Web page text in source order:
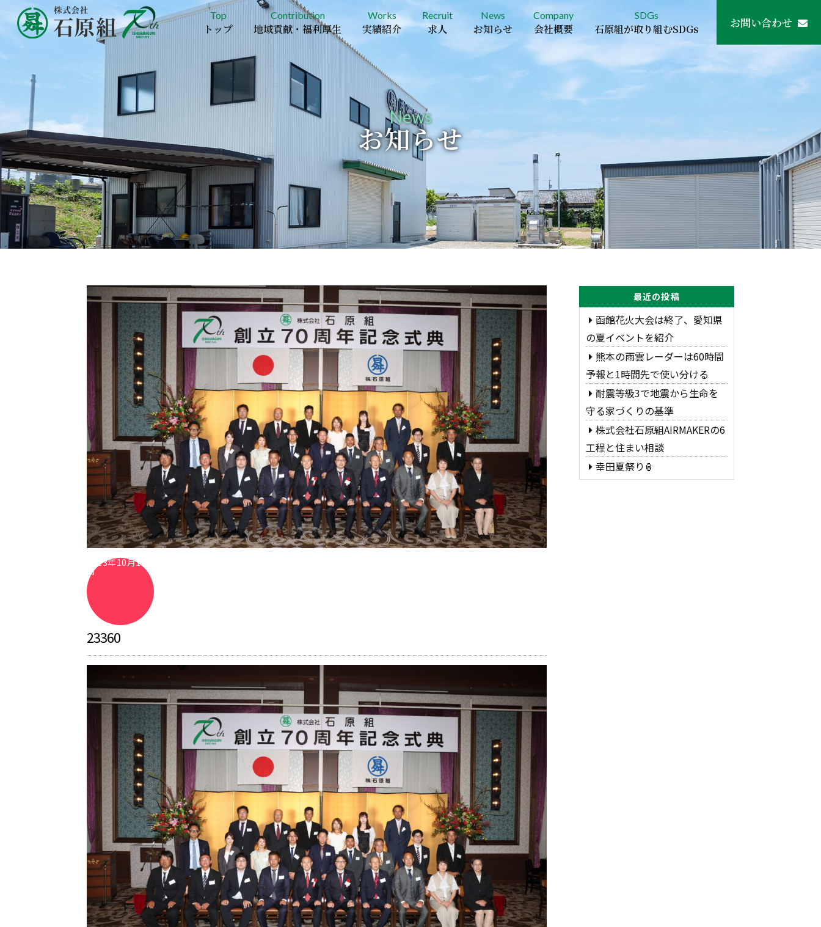
Top
トップ
Contribution
地域貢献・福利厚生
Works
実績紹介
Recruit
求人
News
お知らせ
Company
会社概要
SDGs
石原組が取り組むSDGs お問い合わせ
News
お知らせ
2023年10月12
日
23360
最近の投稿
函館花火大会は終了、愛知県
の夏イベントを紹介
熊本の雨雲レーダーは60時間
予報と1時間先で使い分ける
耐震等級3で地震から生命を
守る家づくりの基準
株式会社石原組AIRMAKERの6
工程と住まい相談
幸田夏祭り🏮